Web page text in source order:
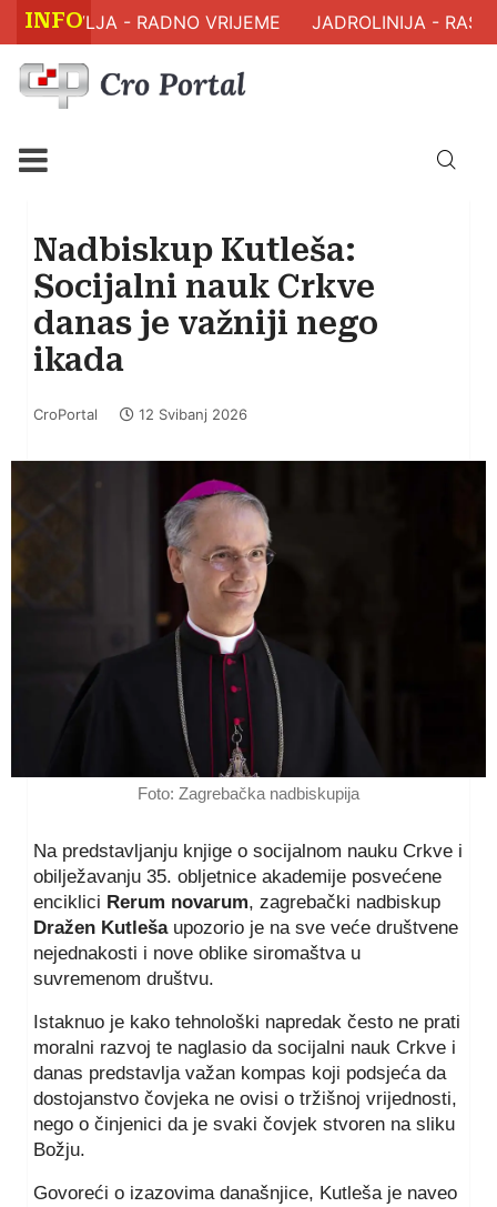
INFO
ZDRAVLJA - RADNO VRIJEME JADROLINIJA -
Nadbiskup Kutleša:
Socijalni nauk Crkve
danas je važniji nego
ikada
CroPortal 12 Svibanj 2026
Foto: Zagrebačka nadbiskupija
Na predstavljanju knjige o socijalnom nauku Crkve i
obilježavanju 35. obljetnice akademije posvećene
enciklici Rerum novarum, zagrebački nadbiskup
Dražen Kutlešaupozorio je na sve veće društvene
nejednakosti i nove oblike siromaštva u
suvremenom društvu.
Istaknuo je kako tehnološki napredak često ne prati
moralni razvoj te naglasio da socijalni nauk Crkve i
danas predstavlja važan kompas koji podsjeća da
dostojanstvo čovjeka ne ovisi o tržišnoj vrijednosti,
nego o činjenici da je svaki čovjek stvoren na sliku
Božju.
Govoreći o izazovima današnjice, Kutleša je naveo